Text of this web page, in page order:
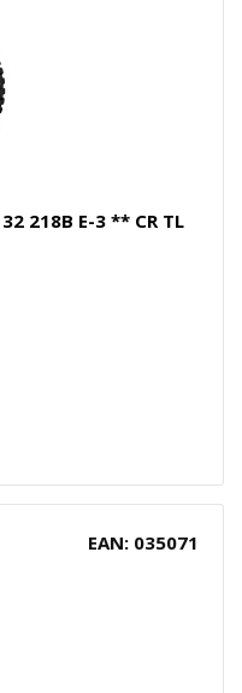
218B E-3 ** CR TL
EAN: 035071